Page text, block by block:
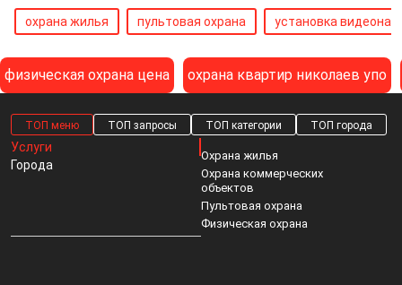
охрана жилья пультовая охрана установка
физическая охрана цена охрана квартир николаев упо
ТОП меню ТОП запросы ТОП категории ТОП города
Услуги
Города
Охрана жилья
Охрана коммерческих
объектов
Пультовая охрана
Физическая охрана